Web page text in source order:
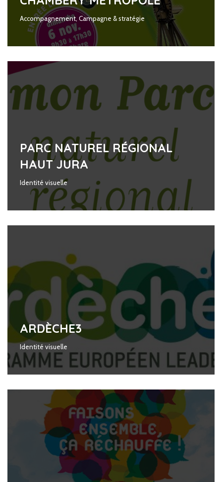
Accompagnement, Campagne & stratégie
PARC NATUREL RÉGIONAL
HAUT JURA
Identité visuelle
ARDÈCHE3
Identité visuelle